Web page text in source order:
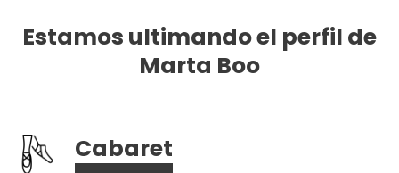
Estamos ultimando el perfil de
Marta Boo
Cabaret